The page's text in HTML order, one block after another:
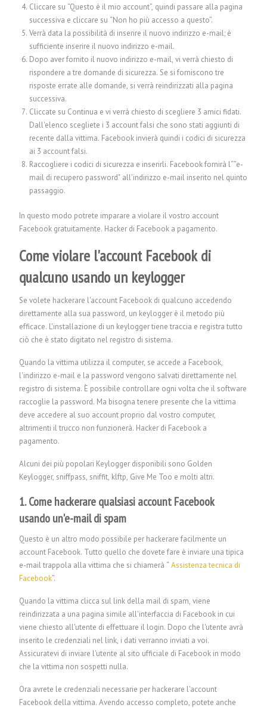
Cliccare su “Questo è il mio account”, quindi passare alla pagina
successiva e cliccare su “Non ho più accesso a questo”.
Verrà data la possibilità di inserire il nuovo indirizzo e-mail; è
sufficiente inserire il nuovo indirizzo e-mail.
Dopo aver fornito il nuovo indirizzo e-mail, vi verrà chiesto di
rispondere a tre domande di sicurezza. Se si forniscono tre
risposte errate alle domande, si verrà reindirizzati alla pagina
successiva.
Cliccate su Continua e vi verrà chiesto di scegliere 3 amici fidati.
Dall'elenco scegliete i 3 account falsi che sono stati aggiunti di
recente dalla vittima. Facebook invierà quindi i codici di sicurezza
ai 3 account falsi.
Raccogliere i codici di sicurezza e inserirli. Facebook fornirà l“”e-
mail di recupero password" all'indirizzo e-mail inserito nel quinto
passaggio.
In questo modo potrete imparare a violare il vostro account
Facebook gratuitamente. Hacker di Facebook a pagamento.
Come violare l'account Facebook di
qualcuno usando un keylogger
Se volete hackerare l'account Facebook di qualcuno accedendo
direttamente alla sua password, un keylogger è il metodo più
efficace. L'installazione di un keylogger tiene traccia e registra tutto
ciò che è stato digitato nel registro di sistema.
Quando la vittima utilizza il computer, se accede a Facebook,
l'indirizzo e-mail e la password vengono salvati direttamente nel
registro di sistema. È possibile controllare ogni volta che il software
raccoglie la password. Ma bisogna tenere presente che la vittima
deve accedere al suo account proprio dal vostro computer,
altrimenti il trucco non funzionerà. Hacker di Facebook a
pagamento.
Alcuni dei più popolari Keylogger disponibili sono Golden
Keylogger, sniffpass, sniffit, klftp, Give Me Too e molti altri.
1. Come hackerare qualsiasi account Facebook
usando un'e-mail di spam
Questo è un altro modo possibile per hackerare facilmente un
account Facebook. Tutto quello che dovete fare è inviare una tipica
e-mail trappola alla vittima che si chiamerà “Assistenza tecnica di
Facebook”.
Quando la vittima clicca sul link della mail di spam, viene
reindirizzata a una pagina simile all'interfaccia di Facebook in cui
viene chiesto all'utente di effettuare il login. Dopo che l'utente avrà
inserito le credenziali nel link, i dati verranno inviati a voi.
Assicuratevi di inviare l'utente al sito ufficiale di Facebook in modo
che la vittima non sospetti nulla.
Ora avrete le credenziali necessarie per hackerare l'account
Facebook della vittima. Avendo accesso completo, potete anche